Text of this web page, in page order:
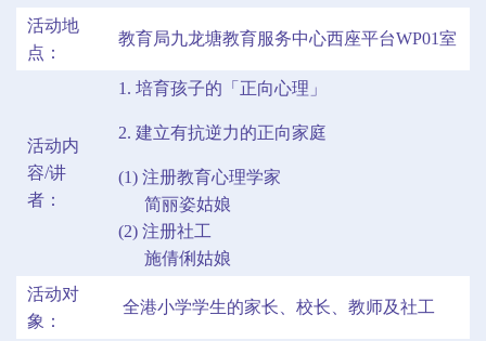
活动地
点：
教育局九龙塘教育服务中心西座平台WP01室
活动内
容/讲
者：
1. 培育孩子的「正向心理」
2. 建立有抗逆力的正向家庭
(1) 注册教育心理学家
简丽姿姑娘
(2) 注册社工
施倩俐姑娘
活动对
象：
全港小学学生的家长、校长、教师及社工